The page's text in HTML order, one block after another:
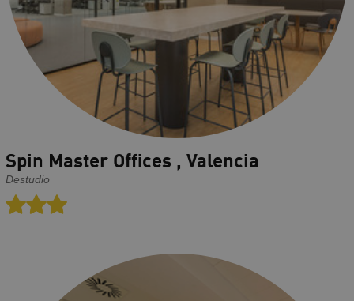
Spin Master Offices , Valencia
Destudio